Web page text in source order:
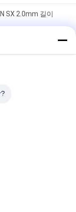
SX 2.0mm 길이
순한 점퍼 G652d
핵심 12 핵심 24 핵